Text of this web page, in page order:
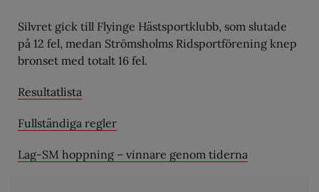
Silvret gick till Flyinge Hästsportklubb, som slutade
på 12 fel, medan Strömsholms Ridsportförening knep
bronset med totalt 16 fel.
Resultatlista
Fullständiga regler
Lag-SM hoppning – vinnare genom tiderna